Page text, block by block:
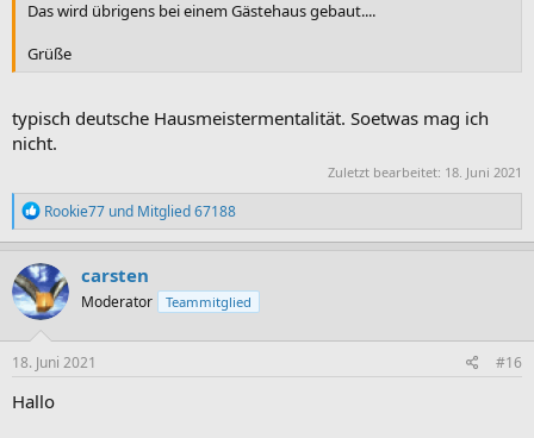
Das wird übrigens bei einem Gästehaus gebaut....
Grüße
typisch deutsche Hausmeistermentalität. Soetwas mag ich
nicht.
Zuletzt bearbeitet: 18. Juni 2021
R
e
a
k
t
i
o
n
e
:
Rookie77 und Mitglied 67188
carsten
Moderator Teammitglied
18. Juni 2021 #16
Hallo